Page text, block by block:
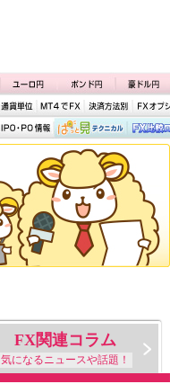
FX関連コラム
気になるニュースや話題！